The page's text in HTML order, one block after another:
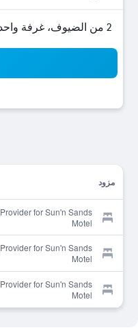
2 من الضيوف، غرفة واحدة
مزود
Provider for Sun'n Sands
Motel
Provider for Sun'n Sands
Motel
Provider for Sun'n Sands
Motel